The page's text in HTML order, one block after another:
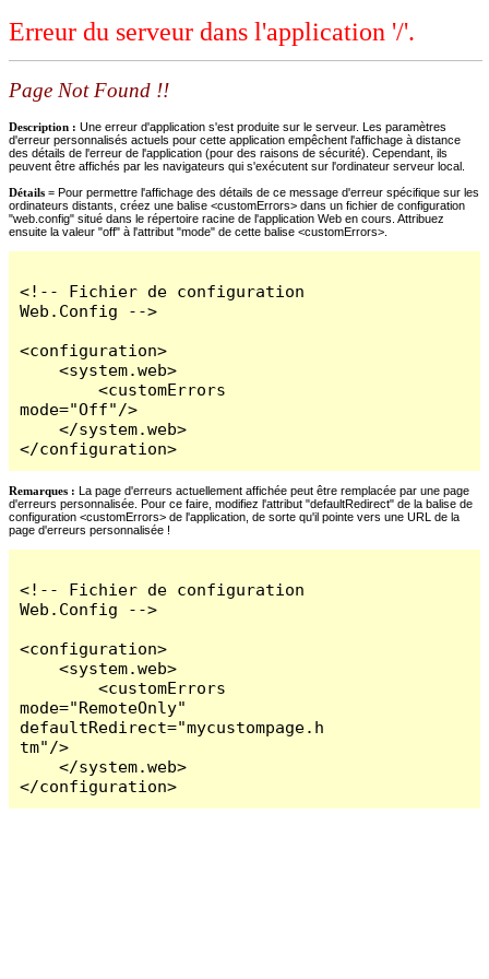
Erreur du serveur dans l'application '/'.
Page Not Found !!
Description : Une erreur d'application s'est produite sur le serveur. Les paramètres
d'erreur personnalisés actuels pour cette application empêchent l'affichage à distance
des détails de l'erreur de l'application (pour des raisons de sécurité). Cependant, ils
peuvent être affichés par les navigateurs qui s'exécutent sur l'ordinateur serveur local.
Détails = Pour permettre l'affichage des détails de ce message d'erreur spécifique sur les
ordinateurs distants, créez une balise <customErrors> dans un fichier de configuration
"web.config" situé dans le répertoire racine de l'application Web en cours. Attribuez
ensuite la valeur "off" à l'attribut "mode" de cette balise <customErrors>.
<!-- Fichier de configuration
Web.Config -->
<configuration>
    <system.web>
        <customErrors
mode="Off"/>
    </system.web>
</configuration>
Remarques : La page d'erreurs actuellement affichée peut être remplacée par une page
d'erreurs personnalisée. Pour ce faire, modifiez l'attribut "defaultRedirect" de la balise de
configuration <customErrors> de l'application, de sorte qu'il pointe vers une URL de la
page d'erreurs personnalisée !
<!-- Fichier de configuration
Web.Config -->
<configuration>
    <system.web>
        <customErrors
mode="RemoteOnly"
defaultRedirect="mycustompage.h
tm"/>
    </system.web>
</configuration>